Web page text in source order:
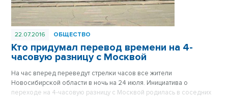
22.07.2016 ОБЩЕСТВО
Кто придумал перевод времени на 4-
часовую разницу с Москвой
На час вперед переведут стрелки часов все жители
Новосибирской области в ночь на 24 июля. Инициатива о
переходе на 4-часовую разницу с Москвой родилась в соседних